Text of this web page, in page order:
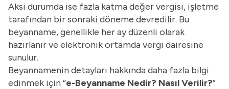
Aksi durumda ise fazla katma değer vergisi, işletme
tarafından bir sonraki döneme devredilir. Bu
beyanname, genellikle her ay düzenli olarak
hazırlanır ve elektronik ortamda vergi dairesine
sunulur.
Beyannamenin detayları hakkında daha fazla bilgi
edinmek için “e-Beyanname Nedir? Nasıl Verilir?”